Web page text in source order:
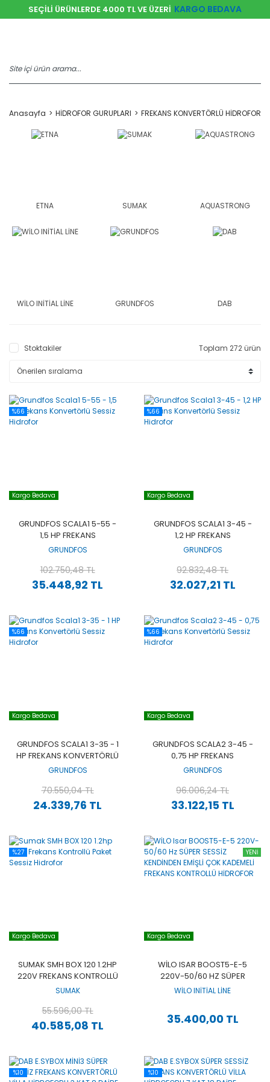
SEÇİLİ ÜRÜNLERDE 4000 TL VE ÜZERİ KARGO BEDAVA
Anasayfa HİDROFOR GURUPLARI FREKANS KONVERTÖRLÜ
ETNA SUMAK AQUASTRONG
WİLO INİTİAL LİNE GRUNDFOS DAB
Stoktakiler Toplam 272 ürün
%66
Kargo Bedava
GRUNDFOS SCALA1 5-55 -
1,5 HP FREKANS
KONVERTÖRLÜ SESSIZ
GRUNDFOS
35.448,92 TL
102.750,48 TL
%66
Kargo Bedava
GRUNDFOS SCALA1 3-45 -
1,2 HP FREKANS
KONVERTÖRLÜ SESSIZ
GRUNDFOS
32.027,21 TL
92.832,48 TL
%66
Kargo Bedava
GRUNDFOS SCALA1 3-35 - 1
HP FREKANS KONVERTÖRLÜ
SESSIZ HIDROFOR
GRUNDFOS
24.339,76 TL
70.550,04 TL
%66
Kargo Bedava
GRUNDFOS SCALA2 3-45 -
0,75 HP FREKANS
KONVERTÖRLÜ SESSIZ
GRUNDFOS
33.122,15 TL
96.006,24 TL
%27
Kargo Bedava
SUMAK SMH BOX 120 1.2HP
220V FREKANS KONTROLLÜ
PAKET SESSIZ HIDROFOR
SUMAK
40.585,08 TL
55.596,00 TL
YENİ
Kargo Bedava
WİLO ISAR BOOST5-E-5
220V-50/60 HZ SÜPER
SESSİZ KENDİNDEN EMİŞLİ
WİLO INİTİAL LİNE
35.400,00 TL
%10 %10